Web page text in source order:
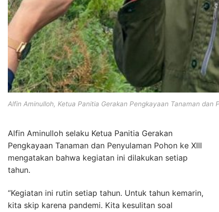
Alfin Aminulloh, Ketua Panitia Gerakan Pengkayaan Tanaman dan
Alfin Aminulloh selaku Ketua Panitia Gerakan
Pengkayaan Tanaman dan Penyulaman Pohon ke XIII
mengatakan bahwa kegiatan ini dilakukan setiap
tahun.
“Kegiatan ini rutin setiap tahun. Untuk tahun kemarin,
kita skip karena pandemi. Kita kesulitan soal